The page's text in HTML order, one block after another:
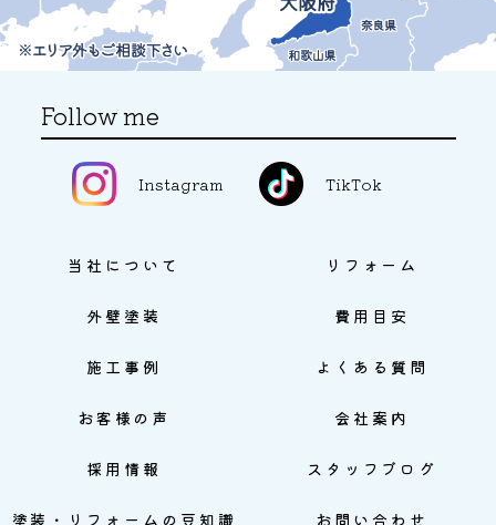
Follow me
Instagram TikTok
当社について リフォーム
外壁塗装 費用目安
施工事例 よくある質問
お客様の声 会社案内
採用情報 スタッフブログ
塗装・リフォームの豆知識 お問い合わせ